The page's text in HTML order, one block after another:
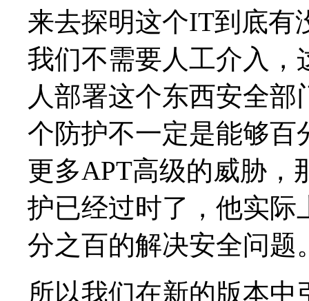
来去探明这个IT到底有
我们不需要人工介入，
人部署这个东西安全
个防护不一定是能够百
更多APT高级的威胁，
护已经过时了，他实际
分之百的解决安全问题
所以我们在新的版本